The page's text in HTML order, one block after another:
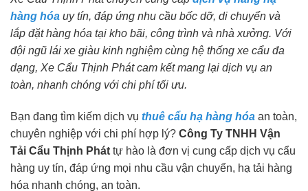
hàng hóa uy tín, đáp ứng nhu cầu bốc dỡ, di chuyển và
lắp đặt hàng hóa tại kho bãi, công trình và nhà xưởng. Với
đội ngũ lái xe giàu kinh nghiệm cùng hệ thống xe cẩu đa
dạng, Xe Cẩu Thịnh Phát cam kết mang lại dịch vụ an
toàn, nhanh chóng với chi phí tối ưu.
Bạn đang tìm kiếm dịch vụ thuê cẩu hạ hàng hóa an toàn,
chuyên nghiệp với chi phí hợp lý? Công Ty TNHH Vận
Tải Cẩu Thịnh Phát tự hào là đơn vị cung cấp dịch vụ cẩu
hàng uy tín, đáp ứng mọi nhu cầu vận chuyển, hạ tải hàng
hóa nhanh chóng, an toàn.